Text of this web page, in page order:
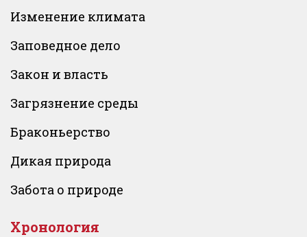
Изменение климата
Заповедное дело
Закон и власть
Загрязнение среды
Браконьерство
Дикая природа
Забота о природе
Хронология